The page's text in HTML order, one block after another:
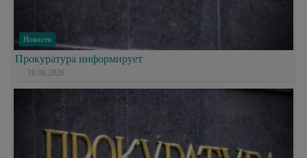
Новости
Прокуратура информирует
10.06.2026